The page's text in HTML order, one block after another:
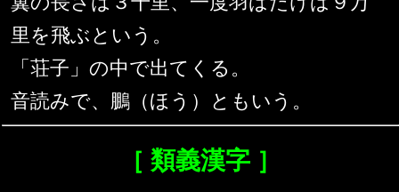
里を飛ぶという。
「荘子」の中で出てくる。
音読みで、鵬（ほう）ともいう。
［ 類義漢字 ］